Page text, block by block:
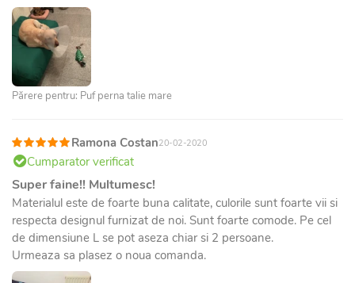
Părere pentru: Puf perna talie mare
Ramona Costan20-02-2020
Cumparator verificat
Super faine!! Multumesc!
Materialul este de foarte buna calitate, culorile sunt foarte vii si
respecta designul furnizat de noi. Sunt foarte comode. Pe cel
de dimensiune L se pot aseza chiar si 2 persoane.
Urmeaza sa plasez o noua comanda.